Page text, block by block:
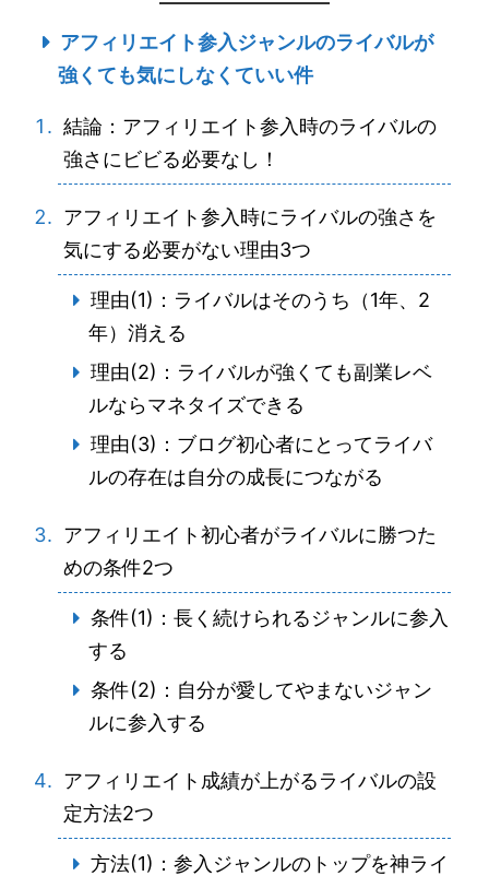
アフィリエイト参入ジャンルのライバルが
強くても気にしなくていい件
結論：アフィリエイト参入時のライバルの
強さにビビる必要なし！
アフィリエイト参入時にライバルの強さを
気にする必要がない理由3つ
理由(1)：ライバルはそのうち（1年、2
年）消える
理由(2)：ライバルが強くても副業レベ
ルならマネタイズできる
理由(3)：ブログ初心者にとってライバ
ルの存在は自分の成長につながる
アフィリエイト初心者がライバルに勝つた
めの条件2つ
条件(1)：長く続けられるジャンルに参入
する
条件(2)：自分が愛してやまないジャン
ルに参入する
アフィリエイト成績が上がるライバルの設
定方法2つ
方法(1)：参入ジャンルのトップを神ライ